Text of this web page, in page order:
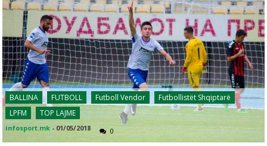
BALLINA FUTBOLL Futboll Vendor
Futbollistët Shqiptarë
LPFM
TOP LAJME
infosport.mk - 01/05/2018 0